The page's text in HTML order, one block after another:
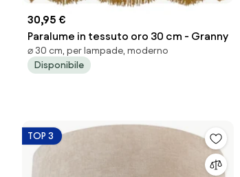
30,95 €
Paralume in tessuto oro 30 cm - Granny
⌀ 30 cm, per lampade, moderno
Disponibile
TOP 3